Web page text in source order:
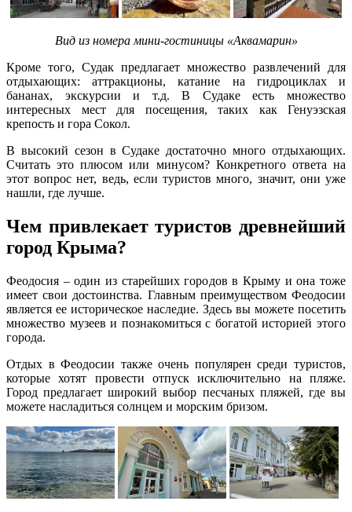
Вид из номера мини-гостиницы «Аквамарин»
Кроме того, Судак предлагает множество развлечений для
отдыхающих: аттракционы, катание на гидроциклах и
бананах, экскурсии и т.д. В Судаке есть множество
интересных мест для посещения, таких как Генуэзская
крепость и гора Сокол.
В высокий сезон в Судаке достаточно много отдыхающих.
Считать это плюсом или минусом? Конкретного ответа на
этот вопрос нет, ведь, если туристов много, значит, они уже
нашли, где лучше.
Чем привлекает туристов древнейший
город Крыма?
Феодосия – один из старейших городов в Крыму и она тоже
имеет свои достоинства. Главным преимуществом Феодосии
является ее историческое наследие. Здесь вы можете посетить
множество музеев и познакомиться с богатой историей этого
города.
Отдых в Феодосии также очень популярен среди туристов,
которые хотят провести отпуск исключительно на пляже.
Город предлагает широкий выбор песчаных пляжей, где вы
можете насладиться солнцем и морским бризом.